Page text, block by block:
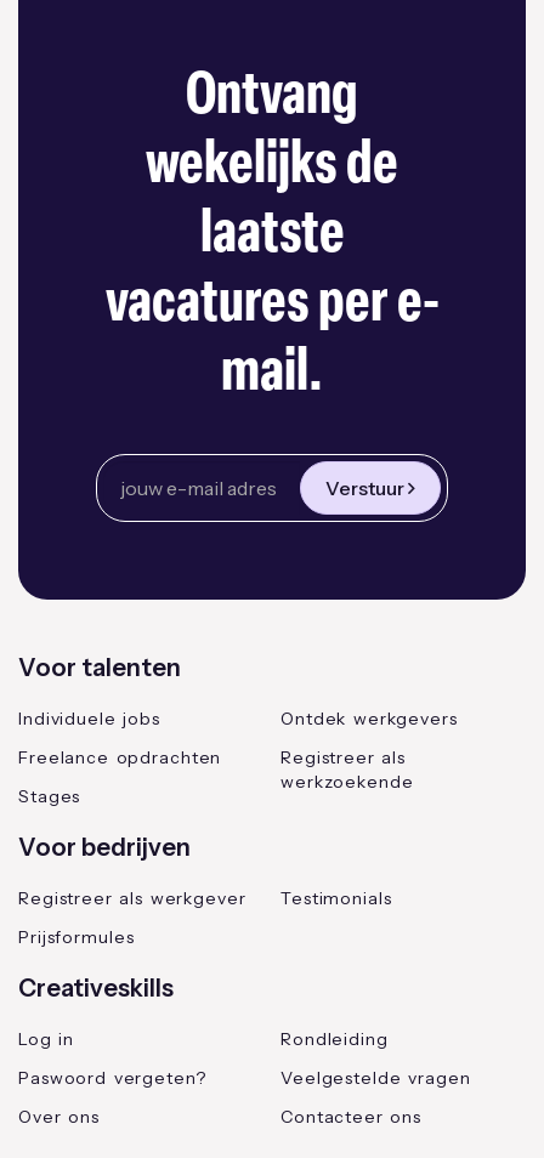
Ontvang
wekelijks de
laatste
vacatures per e-
mail.
Verstuur
Voor talenten
Individuele jobs
Freelance opdrachten
Stages
Ontdek werkgevers
Registreer als
werkzoekende
Voor bedrijven
Registreer als werkgever
Prijsformules
Testimonials
Creativeskills
Log in
Paswoord vergeten?
Over ons
Rondleiding
Veelgestelde vragen
Contacteer ons